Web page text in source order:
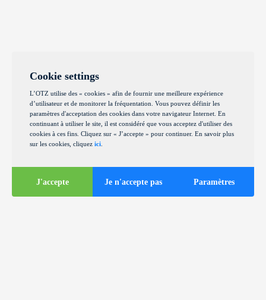
Cookie settings
L’OTZ utilise des « cookies » afin de fournir une meilleure expérience
d’utilisateur et de monitorer la fréquentation. Vous pouvez définir les
paramètres d'acceptation des cookies dans votre navigateur Internet. En
continuant à utiliser le site, il est considéré que vous acceptez d'utiliser des
cookies à ces fins. Cliquez sur « J’accepte » pour continuer. En savoir plus
sur les cookies, cliquez ici
J'accepte Je n'accepte pas Paramètres